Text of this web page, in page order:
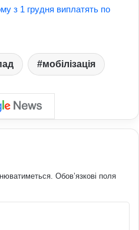
з 1 грудня виплатять по
мобілізація
Обов’язкові поля